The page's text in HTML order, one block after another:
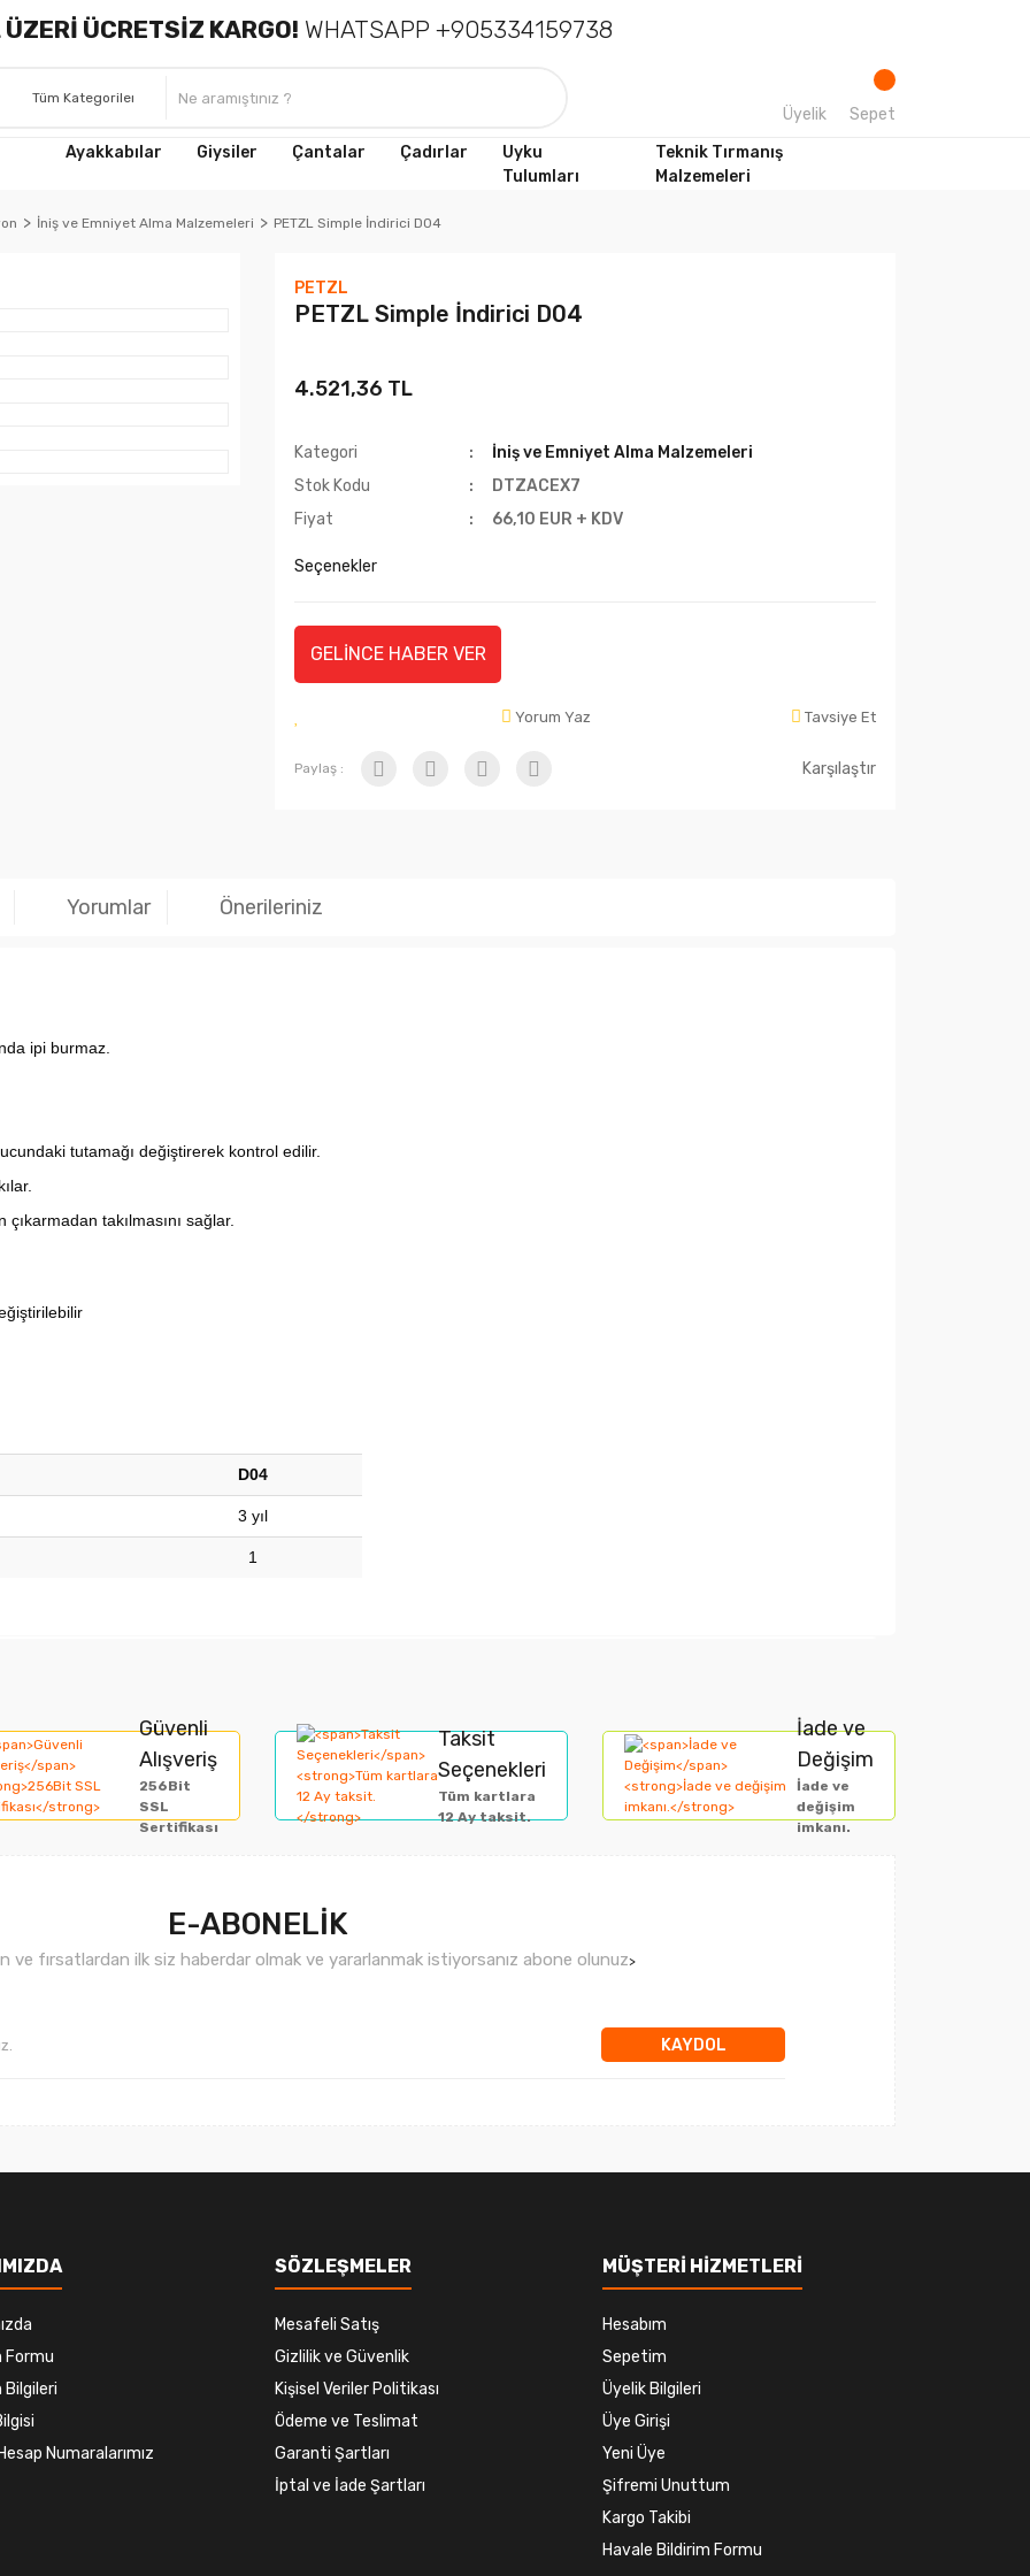
ÜCRETSİZ KARGO! WHATSAPP +905334159738
Üyelik Sepet
Ayakkabılar Giysiler Çantalar Çadırlar
Uyku
Tulumları
Teknik Tırmanış
Malzemeleri
İniş ve Emniyet Alma Malzemeleri PETZL Simple İndirici D04
PETZL
PETZL Simple İndirici D04
4.521,36 TL
Kategori
İniş ve Emniyet Alma Malzemeleri
Stok Kodu
DTZACEX7
Fiyat
66,10 EUR + KDV
Seçenekler
GELİNCE HABER VER
Yorum Yaz Tavsiye Et
Paylaş : Karşılaştır
Yorumlar Önerileriniz
ipi burmaz.
tutamağı değiştirerek kontrol edilir.
takılmasını sağlar.
D04
3 yıl
1
Bu ürüne ilk yorumu siz yapın!
Güvenli
Alışveriş
256Bit
SSL
Sertifikası
Taksit
Seçenekleri
Tüm kartlara
12 Ay taksit.
İade ve
Değişim
İade ve
değişim
imkanı.
E-ABONELİK
ve fırsatlardan ilk siz haberdar olmak ve yararlanmak istiyorsanız abone olunuz>
KAYDOL
Formu
Numaralarımız
SÖZLEŞMELER
Mesafeli Satış
Gizlilik ve Güvenlik
Kişisel Veriler Politikası
Ödeme ve Teslimat
Garanti Şartları
İptal ve İade Şartları
MÜŞTERİ HİZMETLERİ
Hesabım
Sepetim
Üyelik Bilgileri
Üye Girişi
Yeni Üye
Şifremi Unuttum
Kargo Takibi
Havale Bildirim Formu